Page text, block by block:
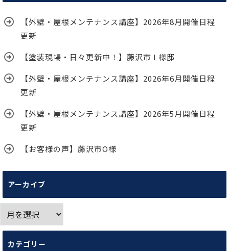
【外壁・屋根メンテナンス講座】2026年8月開催日程
更新
【塗装現場・日々更新中！】藤沢市 I 様邸
【外壁・屋根メンテナンス講座】2026年6月開催日程
更新
【外壁・屋根メンテナンス講座】2026年5月開催日程
更新
【お客様の声】藤沢市O様
アーカイブ
ー
カ
カテゴリー